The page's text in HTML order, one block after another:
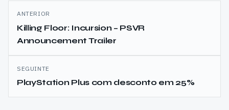
Navegação
de
artigos
ANTERIOR
Killing Floor: Incursion – PSVR
Announcement Trailer
SEGUINTE
PlayStation Plus com desconto em 25%